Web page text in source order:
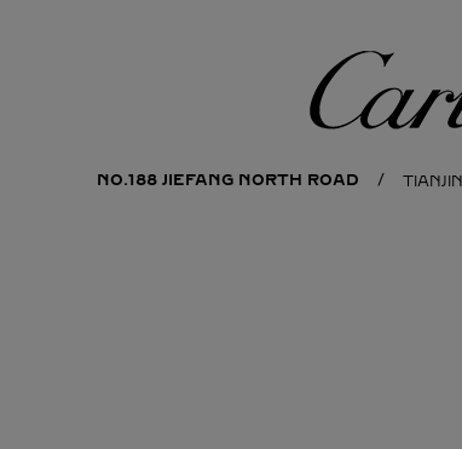
TIANJIN
NO.188 JIEFANG NORTH ROAD